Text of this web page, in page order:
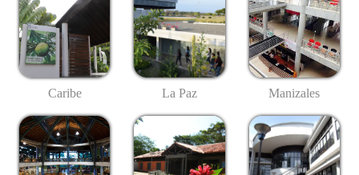
Caribe La Paz Manizales